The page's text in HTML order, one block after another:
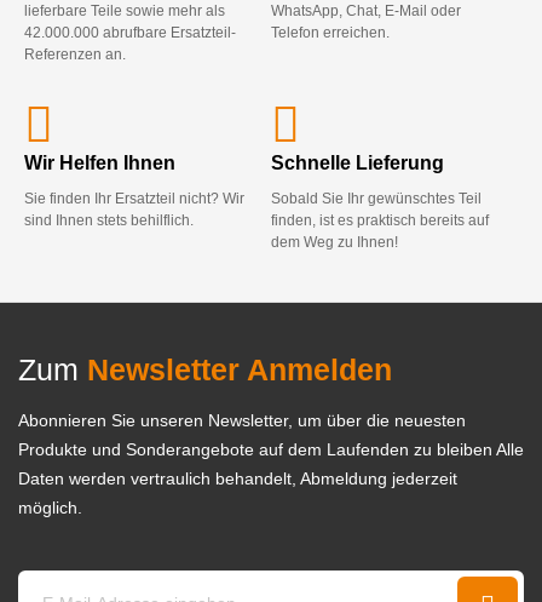
lieferbare Teile sowie mehr als
42.000.000 abrufbare Ersatzteil-
Referenzen an.
WhatsApp, Chat, E-Mail oder
Telefon erreichen.
Wir Helfen Ihnen
Sie finden Ihr Ersatzteil nicht? Wir
sind Ihnen stets behilflich.
Schnelle Lieferung
Sobald Sie Ihr gewünschtes Teil
finden, ist es praktisch bereits auf
dem Weg zu Ihnen!
Zum Newsletter Anmelden
Abonnieren Sie unseren Newsletter, um über die neuesten
Produkte und Sonderangebote auf dem Laufenden zu bleiben Alle
Daten werden vertraulich behandelt, Abmeldung jederzeit
möglich.